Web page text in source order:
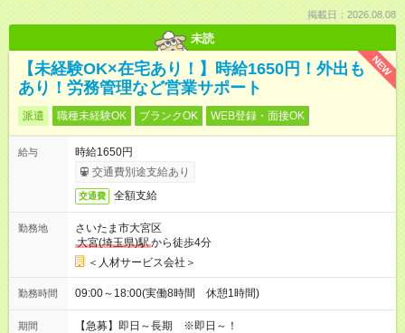
掲載日：2026.08.08
未読
NEW
【未経験OK×在宅あり！】時給1650円！外出も
あり！労務管理など営業サポート
派遣 職種未経験OK ブランクOK WEB登録・面接OK
給与
時給1650円
交通費別途支給あり
交通費 全額支給
勤務地
さいたま市大宮区
大宮(埼玉県)駅から徒歩4分
＜人材サービス会社＞
勤務時間 09:00～18:00(実働8時間 休憩1時間)
期間 【急募】即日～長期 ※即日～！